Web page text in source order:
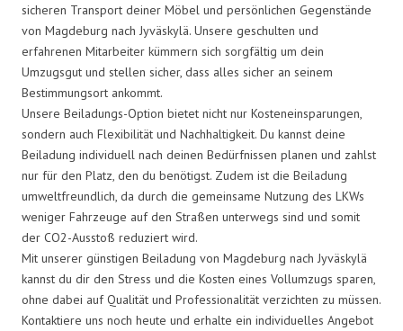
sicheren Transport deiner Möbel und persönlichen Gegenstände
von Magdeburg nach Jyväskylä. Unsere geschulten und
erfahrenen Mitarbeiter kümmern sich sorgfältig um dein
Umzugsgut und stellen sicher, dass alles sicher an seinem
Bestimmungsort ankommt.
Unsere Beiladungs-Option bietet nicht nur Kosteneinsparungen,
sondern auch Flexibilität und Nachhaltigkeit. Du kannst deine
Beiladung individuell nach deinen Bedürfnissen planen und zahlst
nur für den Platz, den du benötigst. Zudem ist die Beiladung
umweltfreundlich, da durch die gemeinsame Nutzung des LKWs
weniger Fahrzeuge auf den Straßen unterwegs sind und somit
der CO2-Ausstoß reduziert wird.
Mit unserer günstigen Beiladung von Magdeburg nach Jyväskylä
kannst du dir den Stress und die Kosten eines Vollumzugs sparen,
ohne dabei auf Qualität und Professionalität verzichten zu müssen.
Kontaktiere uns noch heute und erhalte ein individuelles Angebot